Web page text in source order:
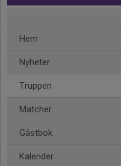
Hem
Nyheter
Truppen
Matcher
Gästbok
Kalender